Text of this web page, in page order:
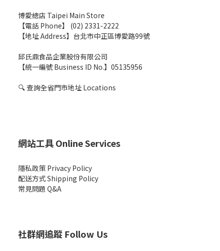
博愛總店 Taipei Main Store
【電話 Phone】 (02) 2331-2222
【地址 Address】台北市中正區博愛路99號
邱氏鼎食品企業股份有限公司
【統一編號 Business ID No.】05135956
🔍查詢全省門市地址 Locations
網站工具 Online Services
隱私政策 Privacy Policy
配送方式 Shipping Policy
常見問題 Q&A
社群網追蹤 Follow Us